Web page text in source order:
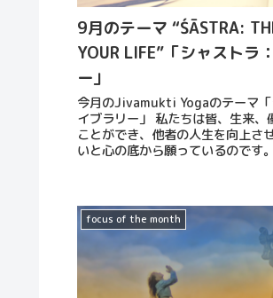
9月のテーマ “ŚĀSTRA:
YOUR LIFE”「シャストラ
ー」
今月のJivamukti Yogaのテーマ「
イブラリー」 私たちは皆、生来、
ことができ、他者の人生を向上さ
いと心の底から願っているのです
あることを私たちに思い出させ
focus of the month